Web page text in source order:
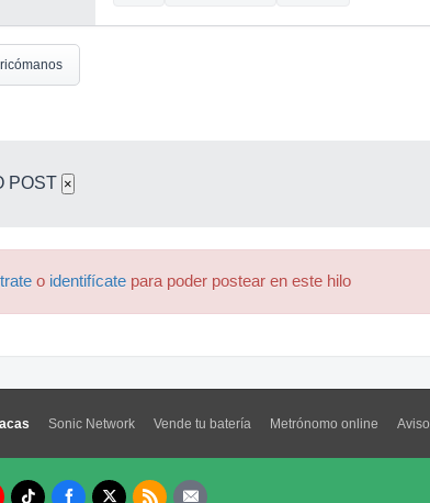
POST ×
o identifícate para poder postear en este hilo
Sonic Network Vende tu batería Metrónomo online